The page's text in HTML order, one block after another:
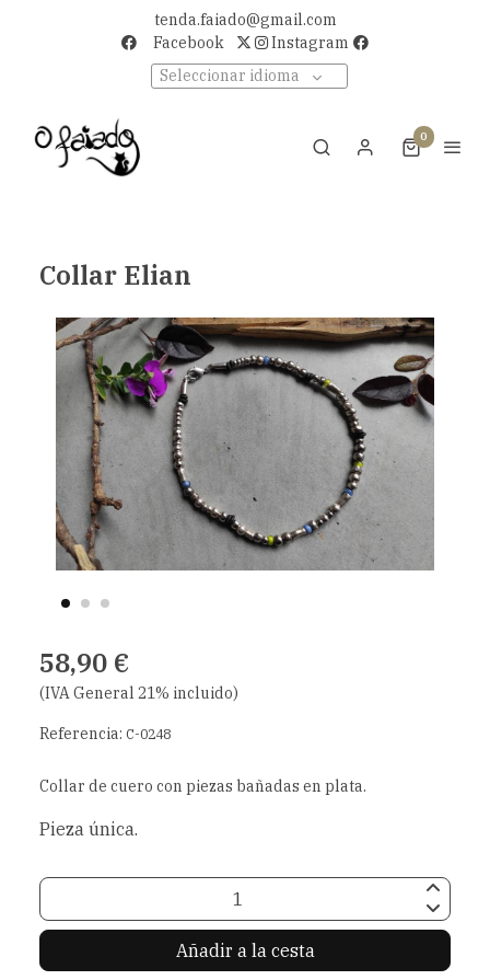
tenda.faiado@gmail.com
Facebook
Instagram
Seleccionar idioma
0
Collar Elian
58,90 €
(IVA General 21% incluido)
Referencia: C-0248
Collar de cuero con piezas bañadas en plata.
Pieza única.
Añadir a la cesta